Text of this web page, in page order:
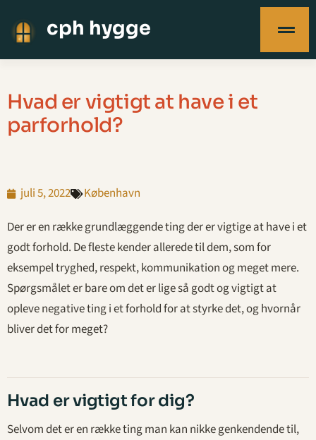
cph hygge
Hvad er vigtigt at have i et
parforhold?
juli 5, 2022
København
Der er en række grundlæggende ting der er vigtige at have i et
godt forhold. De fleste kender allerede til dem, som for
eksempel tryghed, respekt, kommunikation og meget mere.
Spørgsmålet er bare om det er lige så godt og vigtigt at
opleve negative ting i et forhold for at styrke det, og hvornår
bliver det for meget?
Hvad er vigtigt for dig?
Selvom det er en række ting man kan nikke genkendende til,